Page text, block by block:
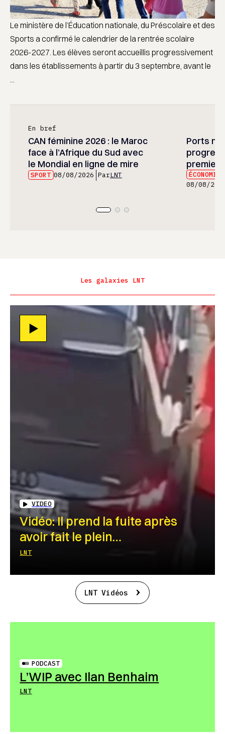
Le ministère de l’Éducation nationale, du Préscolaire et des
Sports a confirmé le calendrier de la rentrée scolaire
2026-2027. Les élèves seront accueillis progressivement
dans les établissements à partir du 3 septembre, avant le
En bref
CAN féminine 2026 : le Maroc
face à l’Afrique du Sud avec
le Mondial en ligne de mire
SPORT 08/08/2026 ParLNT
Ports
premier
08/08/
Les galaxies LNT
VIDEO
Vidéo: Il prend la fuite après
avoir fait le plein…
LNT
LNT Vidéos
PODCAST
L’WIP avec Ilan Benhaim
LNT